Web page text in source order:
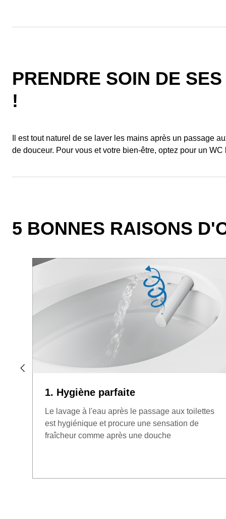
PRENDRE SOIN DE
!
Il est tout naturel de se laver les mains après un passage
de douceur. Pour vous et votre bien-être, optez pour un WC
5 BONNES RAISONS
1. Hygiène parfaite
Le lavage à l'eau après le passage aux toilettes
est hygiénique et procure une sensation de
fraîcheur comme après une douche